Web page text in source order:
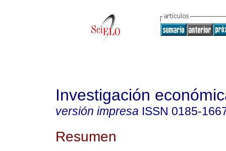
Investigación
versión impresa ISSN 0185-
Resumen